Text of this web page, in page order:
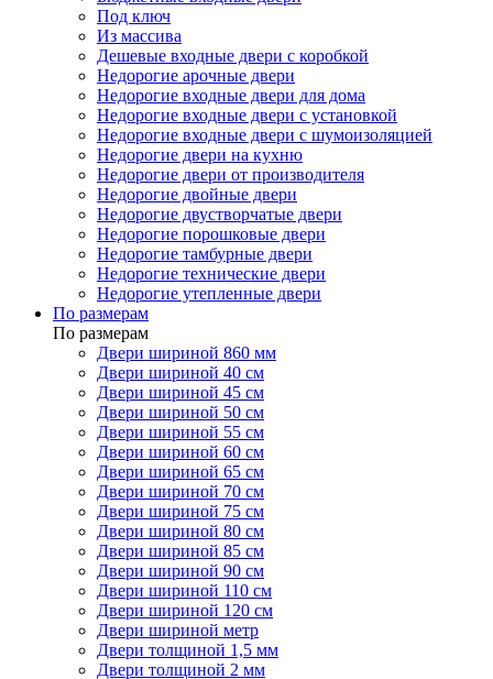
Под ключ
Из массива
Дешевые входные двери с коробкой
Недорогие арочные двери
Недорогие входные двери для дома
Недорогие входные двери с установкой
Недорогие входные двери с шумоизоляцией
Недорогие двери на кухню
Недорогие двери от производителя
Недорогие двойные двери
Недорогие двустворчатые двери
Недорогие порошковые двери
Недорогие тамбурные двери
Недорогие технические двери
Недорогие утепленные двери
По размерам
По размерам
Двери шириной 860 мм
Двери шириной 40 см
Двери шириной 45 см
Двери шириной 50 см
Двери шириной 55 см
Двери шириной 60 см
Двери шириной 65 см
Двери шириной 70 см
Двери шириной 75 см
Двери шириной 80 см
Двери шириной 85 см
Двери шириной 90 см
Двери шириной 110 см
Двери шириной 120 см
Двери шириной метр
Двери толщиной 1,5 мм
Двери толщиной 2 мм